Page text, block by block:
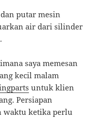
putar mesin
air dari silinder
saya memesan
kecil malam
untuk klien
Persiapan
waktu ketika perlu